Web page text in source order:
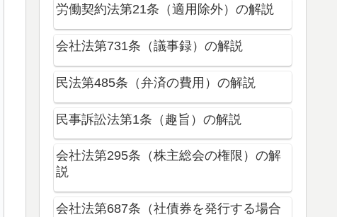
労働契約法第21条（適用除外）の解説
会社法第731条（議事録）の解説
民法第485条（弁済の費用）の解説
民事訴訟法第1条（趣旨）の解説
会社法第295条（株主総会の権限）の解
説
会社法第687条（社債券を発行する場合